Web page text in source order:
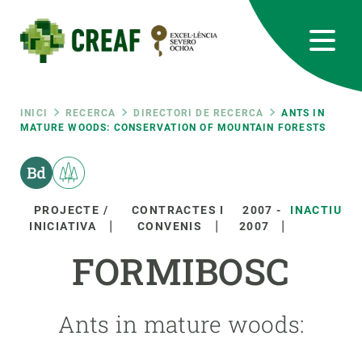
contingut
Fil
d'ariadna
INICI RECERCA DIRECTORI DE RECERCA
ANTS IN
MATURE WOODS: CONSERVATION OF MOUNTAIN FORESTS
PROJECTE /
INICIATIVA
CONTRACTES I
CONVENIS
2007 -
2007
INACTIU
FORMIBOSC
Ants in mature woods:
RRSS
Featured
responsive
INTRANET
Responsive
menu
CIÈNCIA EN ACCIÓ